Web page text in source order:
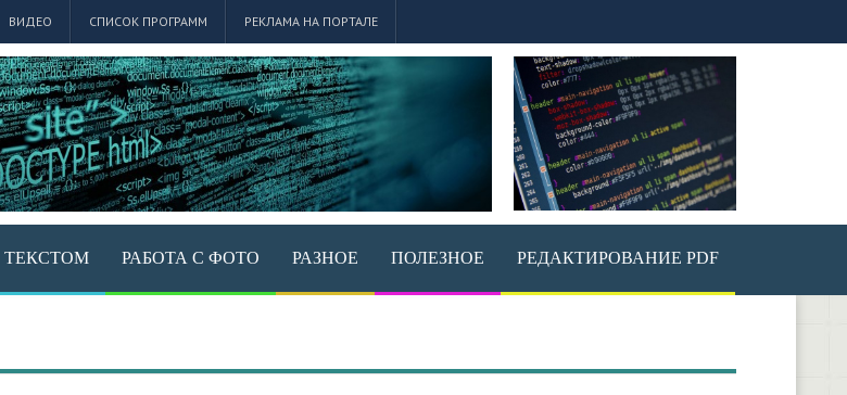
ВИДЕО СПИСОК ПРОГРАММ РЕКЛАМА НА ПОРТАЛЕ
ТЕКСТОМ РАБОТА С ФОТО РАЗНОЕ ПОЛЕЗНОЕ РЕДАКТИРОВАНИЕ PDF